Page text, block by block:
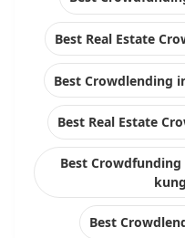
Best Real Estate
Best Crowdlending
Best Real Estate
Best
Best